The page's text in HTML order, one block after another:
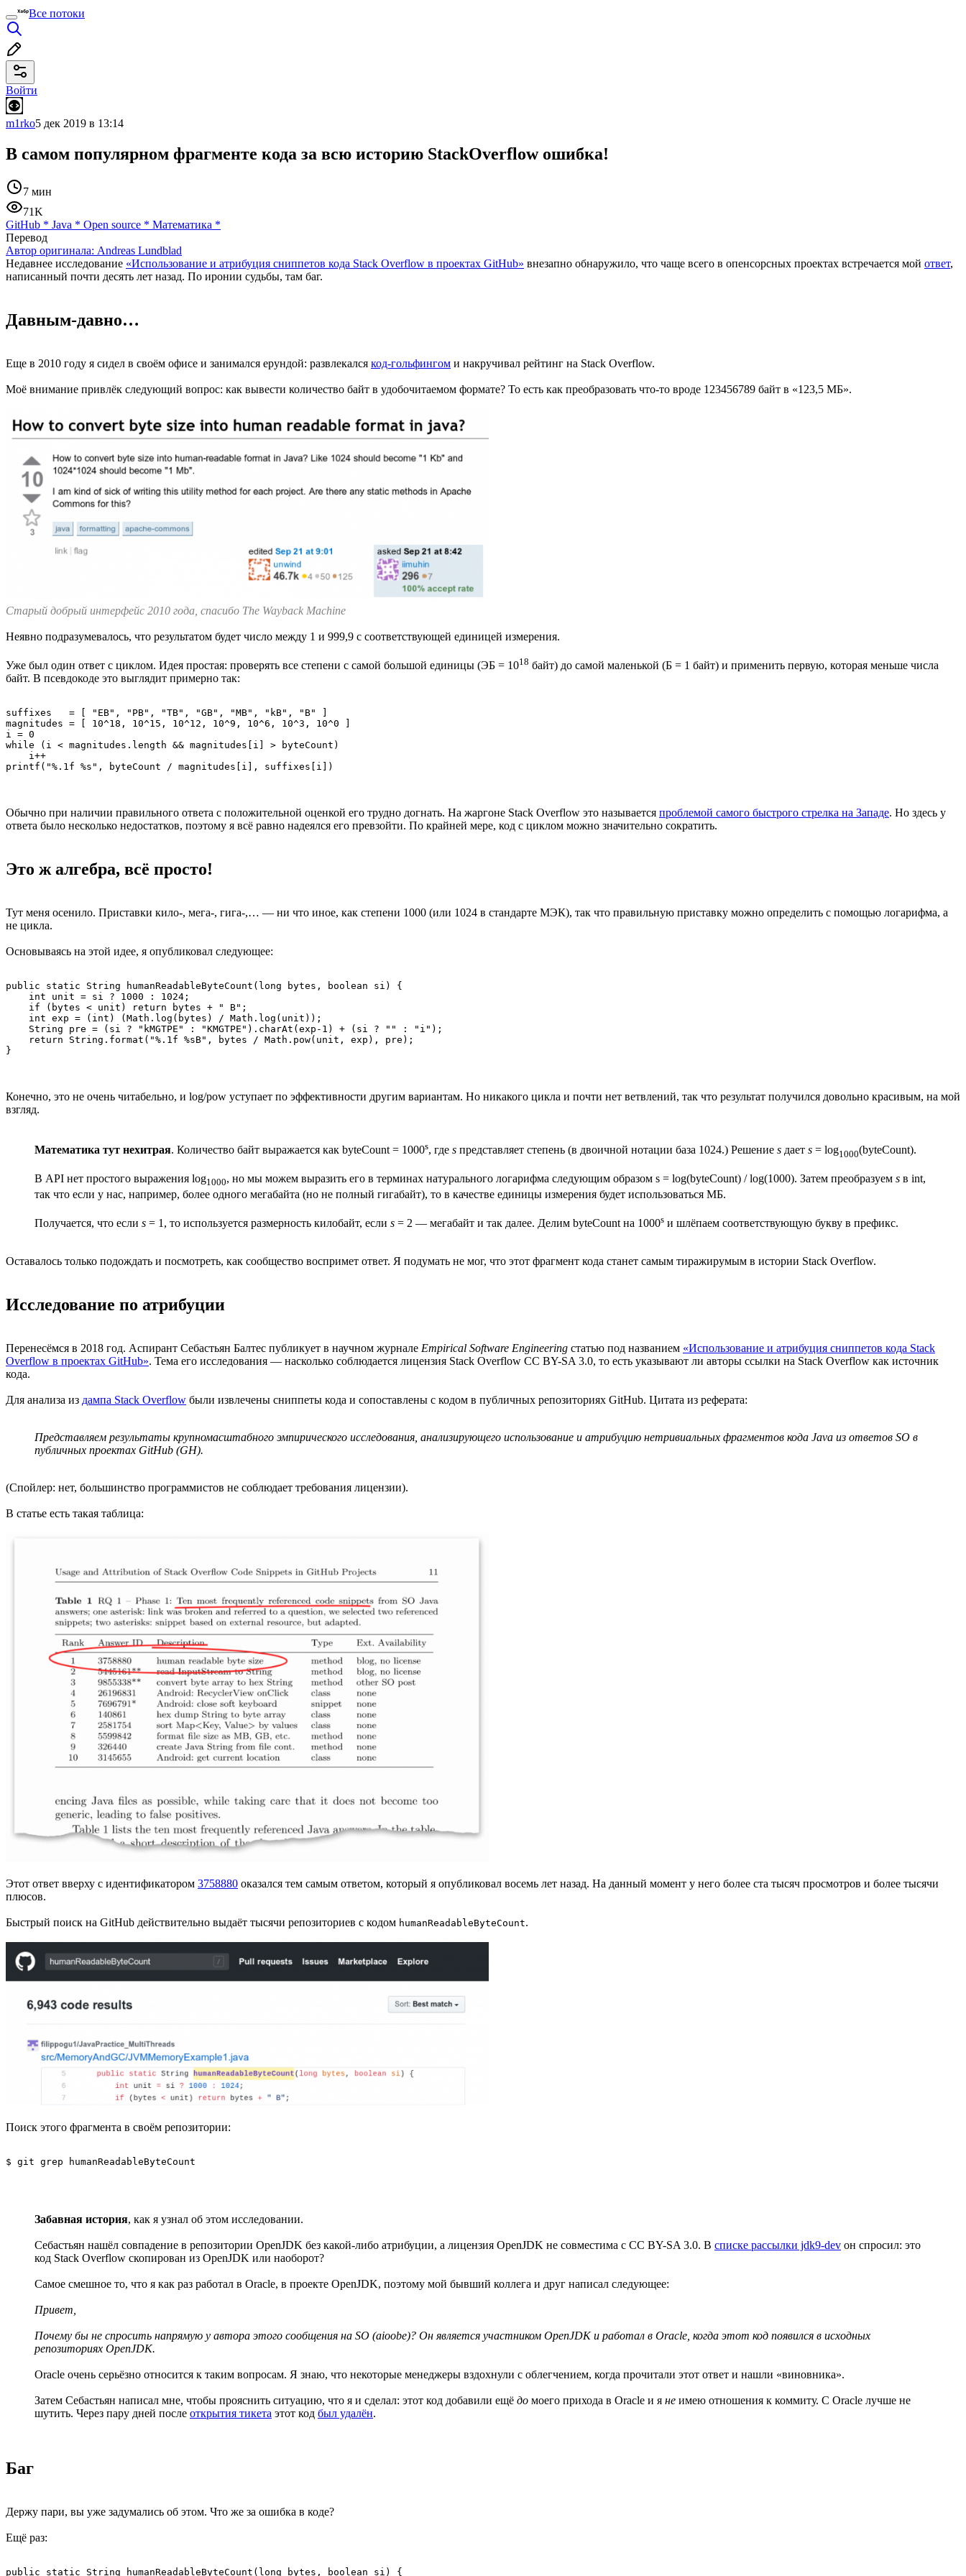
Все потоки
Войти
m1rko5 дек 2019 в 13:14
В самом популярном фрагменте кода за всю историю StackOverflow ошибка!
7 мин
71K
GitHub * Java * Open source * Математика *
Перевод
Автор оригинала: Andreas Lundblad
Недавнее исследование «Использование и атрибуция сниппетов кода Stack Overflow в проектах GitHub» внезапно обнаружило, что чаще всего в опенсорсных проектах встречается мой ответ,
написанный почти десять лет назад. По иронии судьбы, там баг.
Давным-давно…
Еще в 2010 году я сидел в своём офисе и занимался ерундой: развлекался код-гольфингом и накручивал рейтинг на Stack Overflow.
Моё внимание привлёк следующий вопрос: как вывести количество байт в удобочитаемом формате? То есть как преобразовать что-то вроде 123456789 байт в «123,5 МБ».
Старый добрый интерфейс 2010 года, спасибо The Wayback Machine
Неявно подразумевалось, что результатом будет число между 1 и 999,9 с соответствующей единицей измерения.
Уже был один ответ с циклом. Идея простая: проверять все степени с самой большой единицы (ЭБ = 1018 байт) до самой маленькой (Б = 1 байт) и применить первую, которая меньше числа
байт. В псевдокоде это выглядит примерно так:
suffixes   = [ "EB", "PB", "TB", "GB", "MB", "kB", "B" ]
magnitudes = [ 10^18, 10^15, 10^12, 10^9, 10^6, 10^3, 10^0 ]
i = 0
while (i < magnitudes.length && magnitudes[i] > byteCount)
    i++
printf("%.1f %s", byteCount / magnitudes[i], suffixes[i])
Обычно при наличии правильного ответа с положительной оценкой его трудно догнать. На жаргоне Stack Overflow это называется проблемой самого быстрого стрелка на Западе. Но здесь у
ответа было несколько недостатков, поэтому я всё равно надеялся его превзойти. По крайней мере, код с циклом можно значительно сократить.
Это ж алгебра, всё просто!
Тут меня осенило. Приставки кило-, мега-, гига-,… — ни что иное, как степени 1000 (или 1024 в стандарте МЭК), так что правильную приставку можно определить с помощью логарифма, а
не цикла.
Основываясь на этой идее, я опубликовал следующее:
public static String humanReadableByteCount(long bytes, boolean si) {
    int unit = si ? 1000 : 1024;
    if (bytes < unit) return bytes + " B";
    int exp = (int) (Math.log(bytes) / Math.log(unit));
    String pre = (si ? "kMGTPE" : "KMGTPE").charAt(exp-1) + (si ? "" : "i");
    return String.format("%.1f %sB", bytes / Math.pow(unit, exp), pre);
}
Конечно, это не очень читабельно, и log/pow уступает по эффективности другим вариантам. Но никакого цикла и почти нет ветвлений, так что результат получился довольно красивым, на мой
взгляд.
Математика тут нехитрая. Количество байт выражается как byteCount = 1000s, где s представляет степень (в двоичной нотации база 1024.) Решение s дает s = log1000(byteCount).
В API нет простого выражения log1000, но мы можем выразить его в терминах натурального логарифма следующим образом s = log(byteCount) / log(1000). Затем преобразуем s в int,
так что если у нас, например, более одного мегабайта (но не полный гигабайт), то в качестве единицы измерения будет использоваться МБ.
Получается, что если s = 1, то используется размерность килобайт, если s = 2 — мегабайт и так далее. Делим byteCount на 1000s и шлёпаем соответствующую букву в префикс.
Оставалось только подождать и посмотреть, как сообщество воспримет ответ. Я подумать не мог, что этот фрагмент кода станет самым тиражирумым в истории Stack Overflow.
Исследование по атрибуции
Перенесёмся в 2018 год. Аспирант Себастьян Балтес публикует в научном журнале Empirical Software Engineering статью под названием «Использование и атрибуция сниппетов кода Stack
Overflow в проектах GitHub». Тема его исследования — насколько соблюдается лицензия Stack Overflow CC BY-SA 3.0, то есть указывают ли авторы ссылки на Stack Overflow как источник
кода.
Для анализа из дампа Stack Overflow были извлечены сниппеты кода и сопоставлены с кодом в публичных репозиториях GitHub. Цитата из реферата:
Представляем результаты крупномасштабного эмпирического исследования, анализирующего использование и атрибуцию нетривиальных фрагментов кода Java из ответов SO в
публичных проектах GitHub (GH).
(Спойлер: нет, большинство программистов не соблюдает требования лицензии).
В статье есть такая таблица:
Этот ответ вверху с идентификатором 3758880 оказался тем самым ответом, который я опубликовал восемь лет назад. На данный момент у него более ста тысяч просмотров и более тысячи
плюсов.
Быстрый поиск на GitHub действительно выдаёт тысячи репозиториев с кодом humanReadableByteCount.
Поиск этого фрагмента в своём репозитории:
$ git grep humanReadableByteCount
Забавная история, как я узнал об этом исследовании.
Себастьян нашёл совпадение в репозитории OpenJDK без какой-либо атрибуции, а лицензия OpenJDK не совместима с CC BY-SA 3.0. В списке рассылки jdk9-dev он спросил: это
код Stack Overflow скопирован из OpenJDK или наоборот?
Самое смешное то, что я как раз работал в Oracle, в проекте OpenJDK, поэтому мой бывший коллега и друг написал следующее:
Привет,
Почему бы не спросить напрямую у автора этого сообщения на SO (aioobe)? Он является участником OpenJDK и работал в Oracle, когда этот код появился в исходных
репозиториях OpenJDK.
Oracle очень серьёзно относится к таким вопросам. Я знаю, что некоторые менеджеры вздохнули с облегчением, когда прочитали этот ответ и нашли «виновника».
Затем Себастьян написал мне, чтобы прояснить ситуацию, что я и сделал: этот код добавили ещё до моего прихода в Oracle и я не имею отношения к коммиту. С Oracle лучше не
шутить. Через пару дней после открытия тикета этот код был удалён.
Баг
Держу пари, вы уже задумались об этом. Что же за ошибка в коде?
Ещё раз:
public static String humanReadableByteCount(long bytes, boolean si) {